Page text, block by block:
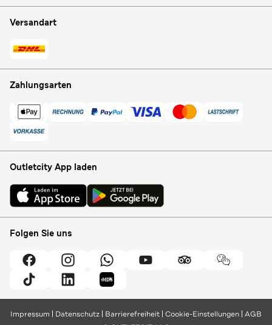
Versandart
Zahlungsarten
Outletcity App laden
Folgen Sie uns
Impressum Datenschutz Barrierefreiheit Cookie-Einstellungen AGB